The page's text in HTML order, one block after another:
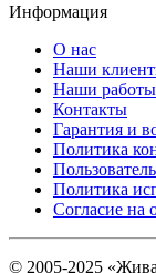
Информация
О нас
Наши
Наши работы
Контакты
Гарантия и
Политика
Политика
Согласие на
© 2005-2025